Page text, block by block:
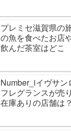
プレミセ滋賀県の
の魚を食べたお店
飲んだ茶室はどこ
Number_iイヴサン
フレグランスが売
在庫ありの店舗は？